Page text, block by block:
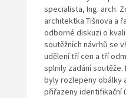
specialista, Ing. arch.
architektka Tišnova a
odborné diskuzi o
soutěžních návrhů se
udělení tří cen a tří
splnily zadání
byly rozlepeny obálky
přiřazeny identifikační